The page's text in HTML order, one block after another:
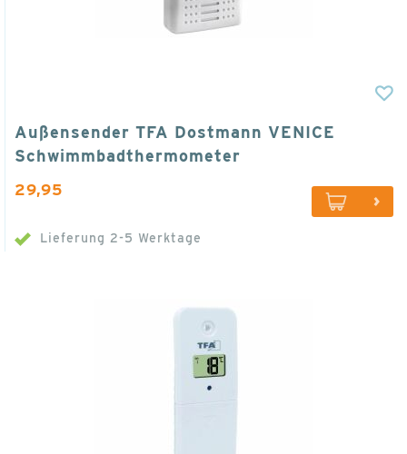
Außensender TFA Dostmann VENICE
Schwimmbadthermometer
29,95
Lieferung 2-5 Werktage